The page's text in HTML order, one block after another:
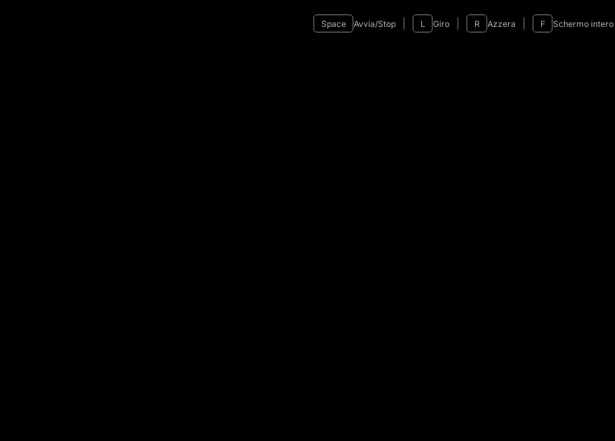
Space Avvia/Stop L Giro R Azzera F Schermo intero